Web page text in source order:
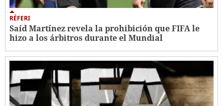
RÉFERI
Saíd Martínez revela la prohibición que FIFA le
hizo a los árbitros durante el Mundial